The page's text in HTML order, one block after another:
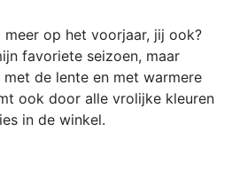
op het voorjaar, jij ook?
favoriete seizoen, maar
de lente en met warmere
ook door alle vrolijke kleuren
in de winkel.